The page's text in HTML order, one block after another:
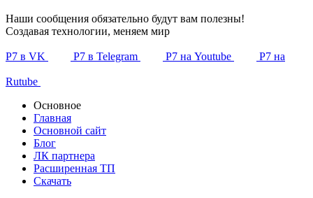
Наши сообщения обязательно будут вам полезны!
Создавая технологии, меняем мир
Р7 в VK Р7 в Telegram Р7 на Youtube Р7 на
Rutube
Основное
Главная
Основной сайт
Блог
ЛК партнера
Расширенная ТП
Скачать